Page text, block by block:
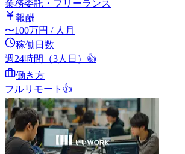
業務委託・フリーランス
報酬
〜100万円 / 人月
稼働日数
週24時間（3人日） 👍
働き方
フルリモート 👍